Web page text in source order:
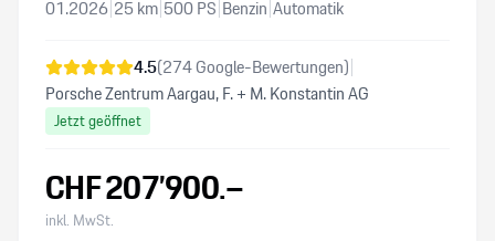
01.2026|25km|500PS|Benzin|Automatik
4.5(274Google-Bewertungen)|
Porsche Zentrum Aargau, F. + M. Konstantin AG
Jetzt geöffnet
CHF207’900.–
inkl. MwSt.